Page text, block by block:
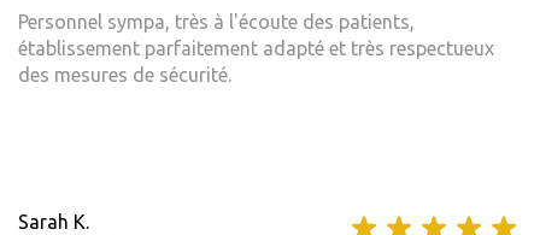
Personnel sympa, très à l'écoute des patients,
établissement parfaitement adapté et très respectueux
des mesures de sécurité.
Sarah K.